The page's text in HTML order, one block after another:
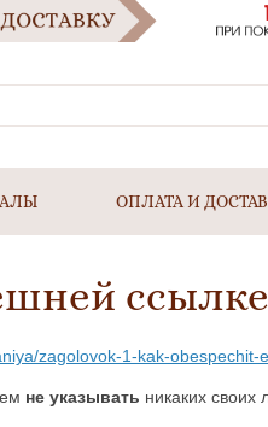
ОПЛАТА И
ссылке
zagolovok-1-kak-
не указывать никаких своих